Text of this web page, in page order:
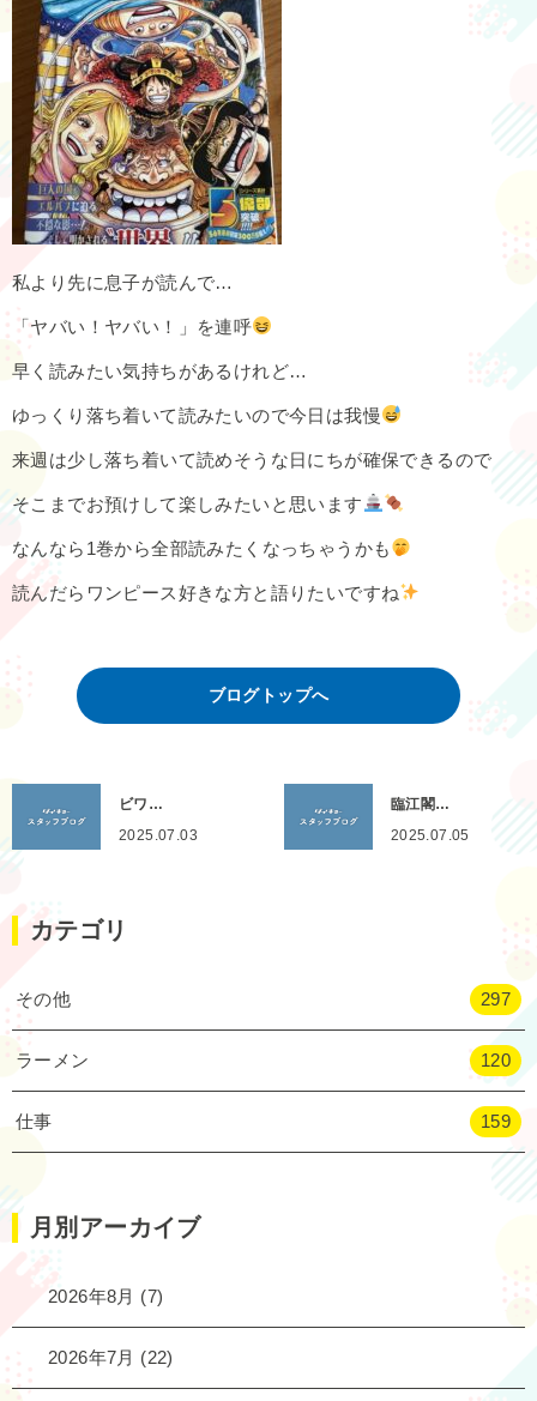
私より先に息子が読んで…
「ヤバい！ヤバい！」を連呼
早く読みたい気持ちがあるけれど…
ゆっくり落ち着いて読みたいので今日は我慢
来週は少し落ち着いて読めそうな日にちが確保できるので
そこまでお預けして楽しみたいと思います
なんなら1巻から全部読みたくなっちゃうかも
読んだらワンピース好きな方と語りたいですね
ブログトップへ
ビワ…
2025.07.03
臨江閣…
2025.07.05
カテゴリ
その他 297
ラーメン 120
仕事 159
月別アーカイブ
2026年8月 (7)
2026年7月 (22)